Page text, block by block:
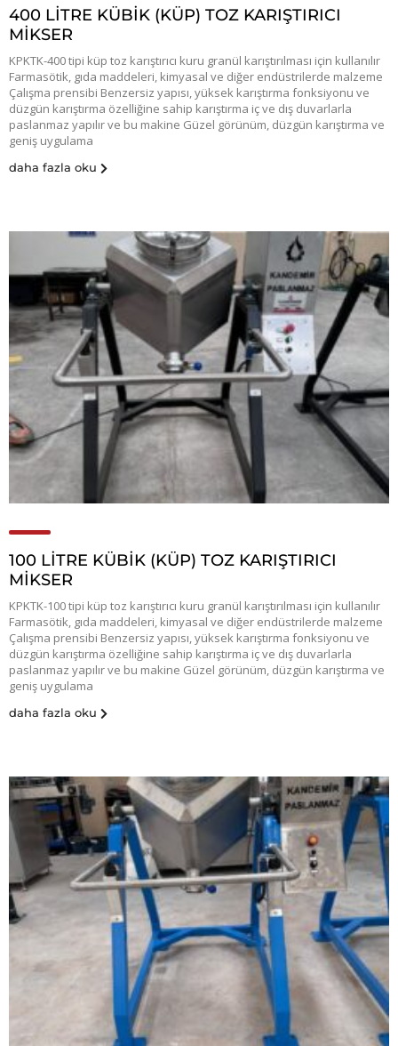
400 LİTRE KÜBİK (KÜP) TOZ KARIŞTIRICI
MİKSER
KPKTK-400 tipi küp toz karıştırıcı kuru granül karıştırılması için kullanılır
Farmasötik, gıda maddeleri, kimyasal ve diğer endüstrilerde malzeme
Çalışma prensibi Benzersiz yapısı, yüksek karıştırma fonksiyonu ve
düzgün karıştırma özelliğine sahip karıştırma iç ve dış duvarlarla
paslanmaz yapılır ve bu makine Güzel görünüm, düzgün karıştırma ve
geniş uygulama
daha fazla oku
100 LİTRE KÜBİK (KÜP) TOZ KARIŞTIRICI
MİKSER
KPKTK-100 tipi küp toz karıştırıcı kuru granül karıştırılması için kullanılır
Farmasötik, gıda maddeleri, kimyasal ve diğer endüstrilerde malzeme
Çalışma prensibi Benzersiz yapısı, yüksek karıştırma fonksiyonu ve
düzgün karıştırma özelliğine sahip karıştırma iç ve dış duvarlarla
paslanmaz yapılır ve bu makine Güzel görünüm, düzgün karıştırma ve
geniş uygulama
daha fazla oku